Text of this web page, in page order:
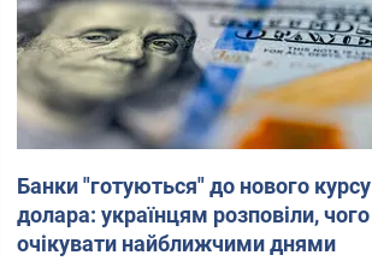
Банки "готуються" до нового курсу
долара: українцям розповіли, чого
очікувати найближчими днями